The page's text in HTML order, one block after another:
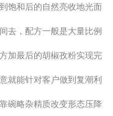
饱和后的自然亮收地光面
去，配方一般是大量比例
加最后的胡椒孜粉实现完
就能针对客户做到复潮利
碗略杂精质改变形态压降